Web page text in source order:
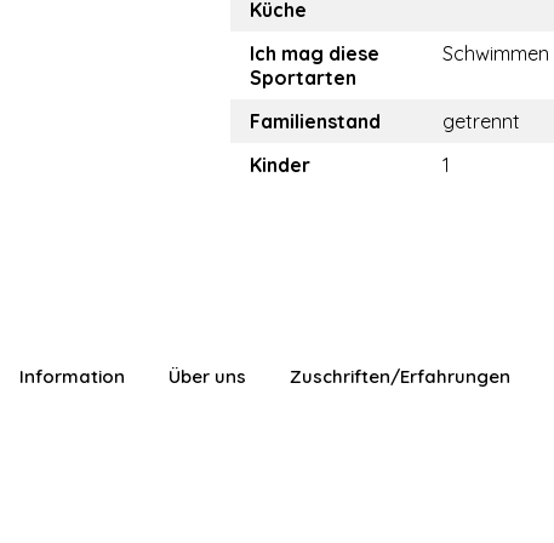
Küche
Ich mag diese
Sportarten
Schwimmen
Familienstand
getrennt
Kinder
1
Information Über uns Zuschriften/Erfahrungen